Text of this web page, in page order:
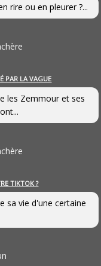
rire ou en pleurer ?...
PAR LA VAGUE
les Zemmour et ses
TIKTOK ?
sa vie d'une certaine